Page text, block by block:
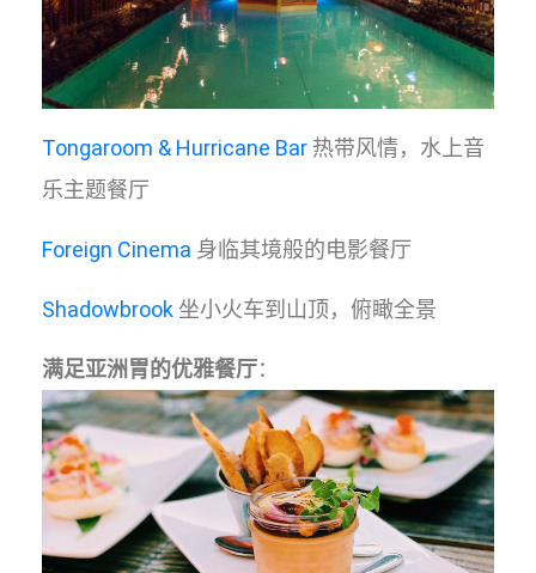
Tongaroom & Hurricane Bar 热带风情，水上音
乐主题餐厅
Foreign Cinema 身临其境般的电影餐厅
Shadowbrook 坐小火车到山顶，俯瞰全景
满足亚洲胃的优雅餐厅：